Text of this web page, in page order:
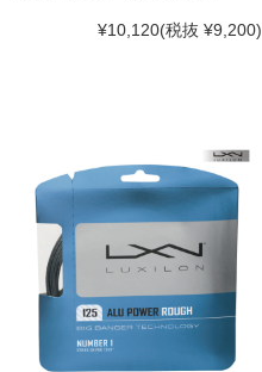
¥10,120(税抜 ¥9,200)